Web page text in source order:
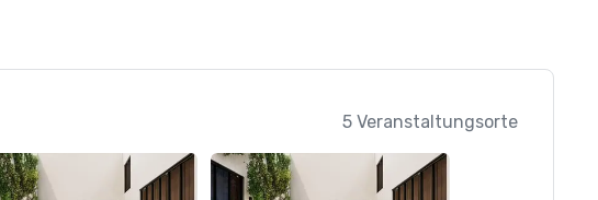
5 Veranstaltungsorte